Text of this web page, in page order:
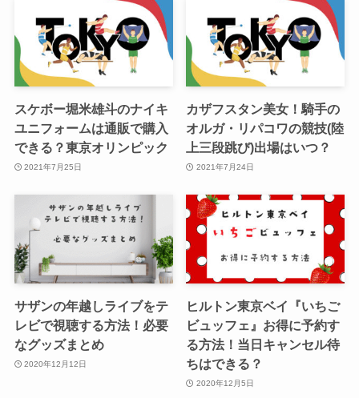
スケボー堀米雄斗のナイキ
ユニフォームは通販で購入
できる？東京オリンピック
2021年7月25日
カザフスタン美女！騎手の
オルガ・リパコワの競技(陸
上三段跳び)出場はいつ？
2021年7月24日
サザンの年越しライブをテ
レビで視聴する方法！必要
なグッズまとめ
2020年12月12日
ヒルトン東京ベイ『いちご
ビュッフェ』お得に予約す
る方法！当日キャンセル待
ちはできる？
2020年12月5日